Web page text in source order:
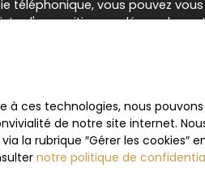
téléphonique, vous pouvez vous
d'opposition au démarchage
Bloctel, CS 61311, 41013 BLOIS
le traitement de vos données
politique de confidentialité.
ces technologies, nous
de notre site internet.
la rubrique ″Gérer les cookies″
notre politique de